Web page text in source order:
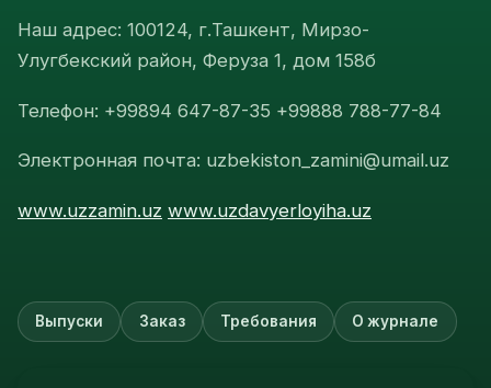
Наш адрес: 100124, г.Ташкент, Мирзо-
Улугбекский район, Феруза 1, дом 158б
Телефон: +99894 647-87-35 +99888 788-77-84
Электронная почта: uzbekiston_zamini@umail.uz
www.uzzamin.uz www.uzdavyerloyiha.uz
Выпуски Заказ Требования О журнале